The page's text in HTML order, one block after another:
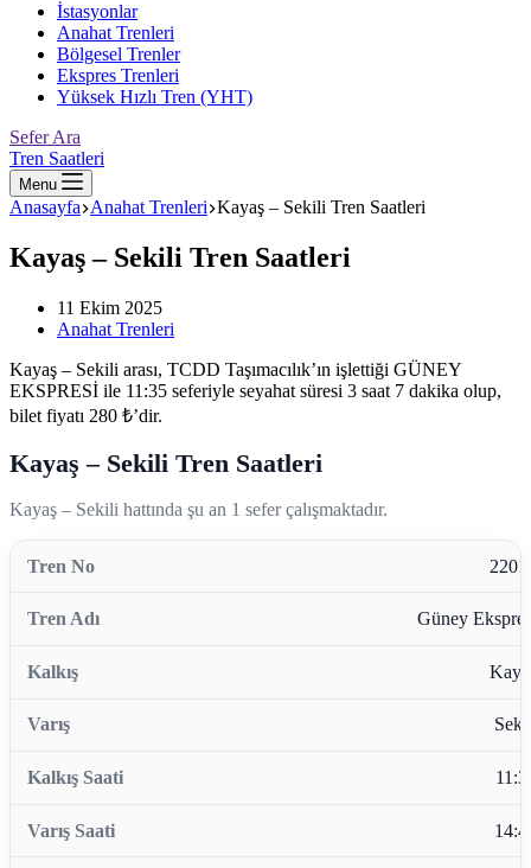
İstasyonlar
Anahat Trenleri
Bölgesel Trenler
Ekspres Trenleri
Yüksek Hızlı Tren (YHT)
Sefer Ara
Tren Saatleri
Menu
Anasayfa Anahat Trenleri Kayaş – Sekili Tren Saatleri
Kayaş – Sekili Tren Saatleri
11 Ekim 2025
Anahat Trenleri
Kayaş – Sekili arası, TCDD Taşımacılık’ın işlettiği GÜNEY
EKSPRESİ ile 11:35 seferiyle seyahat süresi 3 saat 7 dakika olup,
bilet fiyatı 280 ₺’dir.
Kayaş – Sekili Tren Saatleri
Kayaş – Sekili hattında şu an 1 sefer çalışmaktadır.
Güney